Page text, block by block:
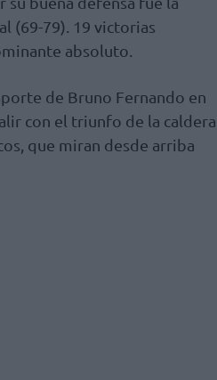
(69-79). 19 victorias
absoluto.
de Bruno Fernando en
con el triunfo de la caldera
que miran desde arriba